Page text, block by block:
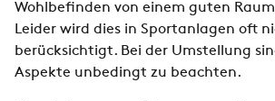
Wohlbefinden von einem guten
Leider wird dies in Sportanlagen oft
berücksichtigt. Bei der Umstellung
Aspekte unbedingt zu beachten.